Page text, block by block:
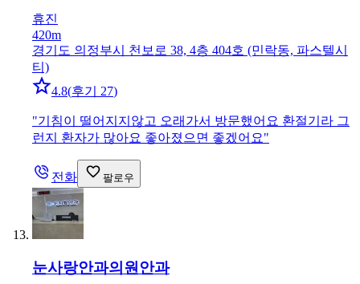
휴진
420m
경기도 의정부시 천보로 38, 4층 404호 (민락동, 파스텔시
티)
4.8(후기 27)
"기침이 떨어지지않고 오래가서 방문했어요 환절기라 그
런지 환자가 많아요 좋아졌으면 좋겠어요"
전화 팔로우
눈사랑안과의원 안과